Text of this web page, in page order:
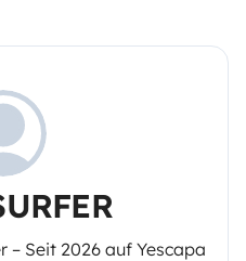
– Seit 2026 auf Yescapa